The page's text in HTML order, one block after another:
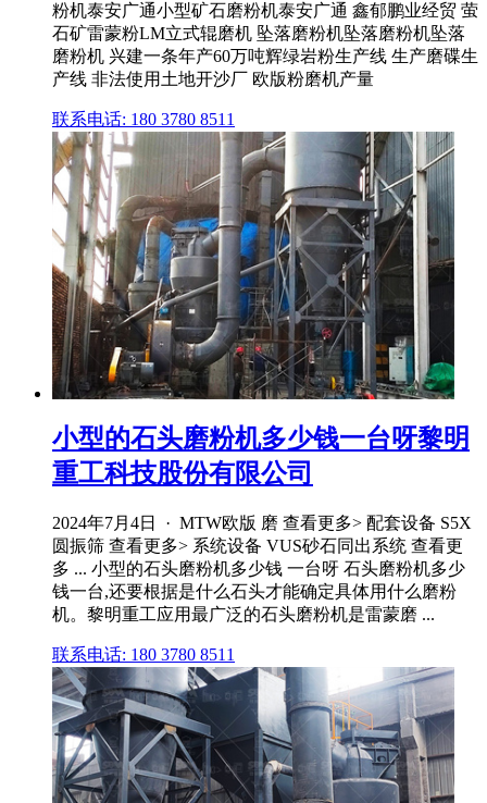
粉机泰安广通小型矿石磨粉机泰安广通 鑫郁鹏业经贸 萤
石矿雷蒙粉LM立式辊磨机 坠落磨粉机坠落磨粉机坠落
磨粉机 兴建一条年产60万吨辉绿岩粉生产线 生产磨碟生
产线 非法使用土地开沙厂 欧版粉磨机产量
联系电话: 180 3780 8511
小型的石头磨粉机多少钱一台呀黎明
重工科技股份有限公司
2024年7月4日 · MTW欧版 磨 查看更多> 配套设备 S5X
圆振筛 查看更多> 系统设备 VUS砂石同出系统 查看更
多 ... 小型的石头磨粉机多少钱 一台呀 石头磨粉机多少
钱一台,还要根据是什么石头才能确定具体用什么磨粉
机。黎明重工应用最广泛的石头磨粉机是雷蒙磨 ...
联系电话: 180 3780 8511